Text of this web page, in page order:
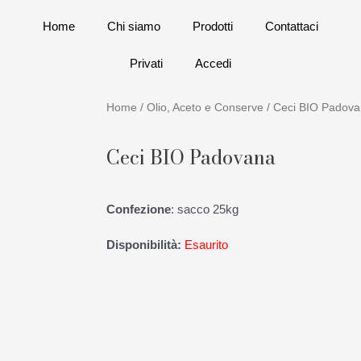
Home Chi siamo Prodotti Contattaci
Privati Accedi
Home / Olio, Aceto e Conserve / Ceci BIO
Ceci BIO Padovana
Confezione: sacco 25kg
Disponibilità: Esaurito